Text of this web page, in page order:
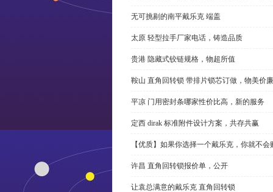
无可挑剔的南平戴乐克 端盖
太原 轻型拉手厂家电话，铸造品质
贵港 隐藏式铰链规格，物超所值
鞍山 直角回转锁 带排片锁芯订做，物美价廉
平凉 门用密封条哪家性价比高，新的服务
定西 dirak 标准附件设计方案，共存共赢
【优质】如果你选择一个戴乐克，你就不
许昌 直角回转锁报价单，公开
让袁总满意的戴乐克 直角回转锁